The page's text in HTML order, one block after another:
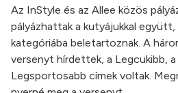
Az InStyle és az Allee közös
pályázhattak a kutyájukkal együtt,
kategóriába beletartoznak. A
versenyt hírdettek, a Legcukibb,
Legsportosabb címek voltak.